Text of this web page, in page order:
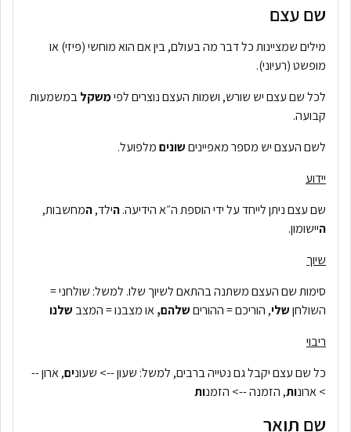
שם עצם
מילים שמציינות כל דבר מה בעולם, בין אם הוא מוחשי (פיזי) או
מופשט (רעיוני).
לכל שם עצם יש שורש, ושמות העצם נוצרים לפימשקלבמשמעות
קבועה.
לשם העצם יש מספר מאפייניםשוניםמלפועל.
יידוע
שם עצם ניתן לייחד על ידי הוספת ה״א הידיעה.הילד,המחשבות,
היישומון.
שיוך
סימות שם העצם משתנה בהתאם לשיוך שלו. למשל: שולחני =
השולחןשלי, הוריכם = ההוריםשלהם,או מצבנו = המצב שלנו
ריבוי
כל שם עצם יקבל גם נטייה ברבים, למשל: שעון --> שעונים, ארון --
> ארונות, הזמנה --> הזמנות
שם תואר